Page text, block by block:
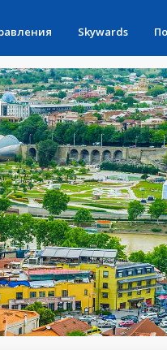
Skywards